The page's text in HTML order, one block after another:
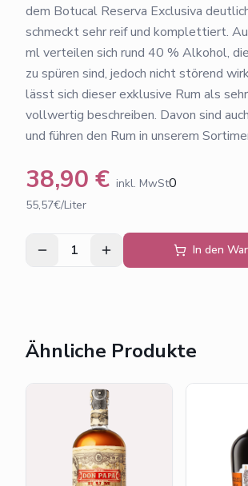
dem Botucal Reserva Exclusiva
schmeckt sehr reif und komplettiert.
ml verteilen sich rund 40 % Alkohol,
zu spüren sind, jedoch nicht störend
lässt sich dieser exklusive Rum als
vollwertig beschreiben. Davon sind
und führen den Rum in unserem
38,90 € inkl. MwSt0
55,57€/Liter
1 In den
Ähnliche Produkte